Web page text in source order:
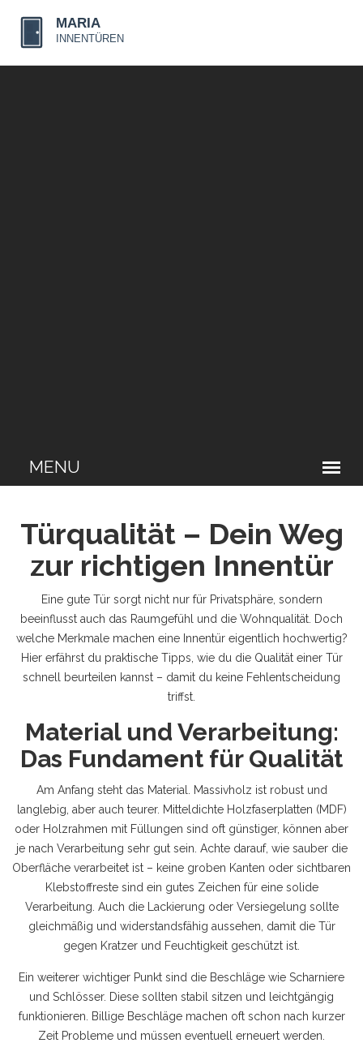
Türqualität – Dein Weg
zur richtigen Innentür
Eine gute Tür sorgt nicht nur für Privatsphäre, sondern
beeinflusst auch das Raumgefühl und die Wohnqualität. Doch
welche Merkmale machen eine Innentür eigentlich hochwertig?
Hier erfährst du praktische Tipps, wie du die Qualität einer Tür
schnell beurteilen kannst – damit du keine Fehlentscheidung
triffst.
Material und Verarbeitung:
Das Fundament für Qualität
Am Anfang steht das Material. Massivholz ist robust und
langlebig, aber auch teurer. Mitteldichte Holzfaserplatten (MDF)
oder Holzrahmen mit Füllungen sind oft günstiger, können aber
je nach Verarbeitung sehr gut sein. Achte darauf, wie sauber die
Oberfläche verarbeitet ist – keine groben Kanten oder sichtbaren
Klebstoffreste sind ein gutes Zeichen für eine solide
Verarbeitung. Auch die Lackierung oder Versiegelung sollte
gleichmäßig und widerstandsfähig aussehen, damit die Tür
gegen Kratzer und Feuchtigkeit geschützt ist.
Ein weiterer wichtiger Punkt sind die Beschläge wie Scharniere
und Schlösser. Diese sollten stabil sitzen und leichtgängig
funktionieren. Billige Beschläge machen oft schon nach kurzer
Zeit Probleme und müssen eventuell erneuert werden.